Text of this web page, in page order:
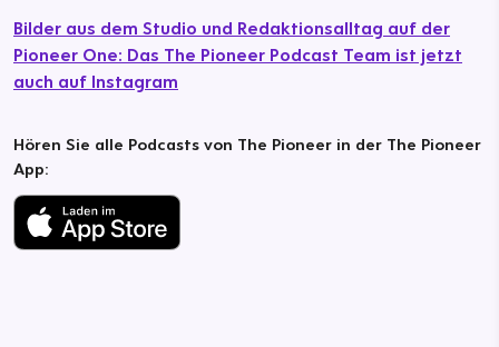
Bilder aus dem Studio und Redaktionsalltag auf der
Pioneer One: Das The Pioneer Podcast Team ist jetzt
auch auf Instagram
Hören Sie alle Podcasts von The Pioneer in der The Pioneer
App: